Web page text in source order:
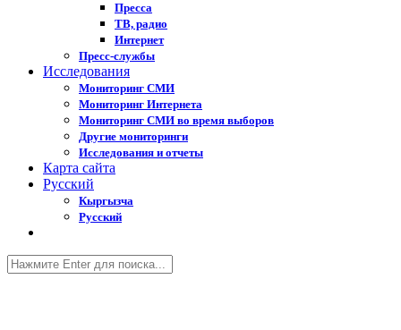
Пресса
ТВ, радио
Интернет
Пресс-службы
Исследования
Мониторинг СМИ
Мониторинг Интернета
Мониторинг СМИ во время выборов
Другие мониторинги
Исследования и отчеты
Карта сайта
Русский
Кыргызча
Русский